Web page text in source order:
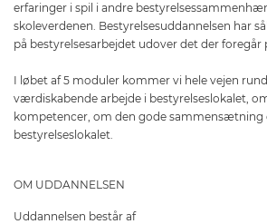
erfaringer i spil i andre
skoleverdenen. Bestyrelsesuddannelsen har
på bestyrelsesarbejdet udover det der foregår
I løbet af 5 moduler kommer vi hele vejen
værdiskabende arbejde i bestyrelseslokalet,
kompetencer, om den gode sammensætning
bestyrelseslokalet.
OM UDDANNELSEN
Uddannelsen består af